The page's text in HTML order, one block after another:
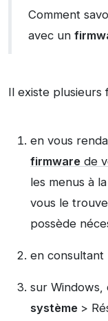
Comment
avec un
Il existe plusieurs
en vous
firmware de
les menus à
vous le
possède
en consultant
sur Windows,
système >